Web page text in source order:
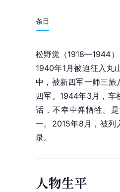
条目
松野觉（1918—1944
1940年1月被迫征入丸
中，被新四军一师三旅
四军。1944年3月， 车
话，不幸中弹牺牲。
一。2015年8月，被列
录。
人物生平